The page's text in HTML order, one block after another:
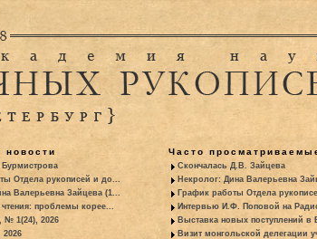
новости
Отдела рукописей и до...
Валерьевна Зайцева (1...
чтения: проблемы корее...
№ 1(24), 2026
2026
Часто
Скончалась Д.В. Зайцева
Некролог: Дина Валерьевна
График работы Отдела
Интервью И.Ф. Поповой на
Выставка новых поступлений в
Визит монгольской делегации